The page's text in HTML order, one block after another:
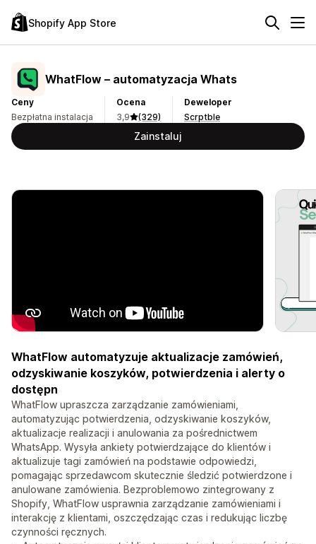
Shopify App Store
WhatFlow – automatyzacja Whats
Ceny
Bezpłatna instalacja
Ocena
3,9
(329)
Deweloper
Scrptble
Zainstaluj
WhatFlow automatyzuje aktualizacje zamówień,
odzyskiwanie koszyków, potwierdzenia i alerty o
dostępn
WhatFlow upraszcza zarządzanie zamówieniami,
automatyzując potwierdzenia, odzyskiwanie koszyków,
aktualizacje realizacji i anulowania za pośrednictwem
WhatsApp. Wysyła ankiety potwierdzające do klientów i
aktualizuje tagi zamówień na podstawie odpowiedzi,
pomagając sprzedawcom skutecznie śledzić potwierdzone i
anulowane zamówienia. Bezproblemowo zintegrowany z
Shopify, WhatFlow usprawnia zarządzanie zamówieniami i
interakcję z klientami, oszczędzając czas i redukując liczbę
czynności ręcznych.